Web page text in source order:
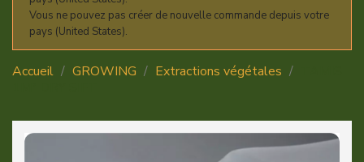
Vous ne pouvez pas créer de nouvelle commande depuis votre
pays (United States).
Accueil GROWING Extractions végétales